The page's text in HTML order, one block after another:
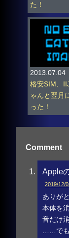
た！
2013.07.04
格安SIM、
ゃんと翌月
った！
Comment
Apple
2019/12/
ありが
本体を
音だけ
……で